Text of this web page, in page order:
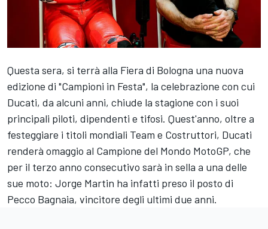
Questa sera, si terrà alla Fiera di Bologna una nuova
edizione di "Campioni in Festa", la celebrazione con cui
Ducati, da alcuni anni, chiude la stagione con i suoi
principali piloti, dipendenti e tifosi. Quest'anno, oltre a
festeggiare i titoli mondiali Team e Costruttori, Ducati
renderà omaggio al Campione del Mondo MotoGP, che
per il terzo anno consecutivo sarà in sella a una delle
sue moto: Jorge Martin ha infatti preso il posto di
Pecco Bagnaia, vincitore degli ultimi due anni.